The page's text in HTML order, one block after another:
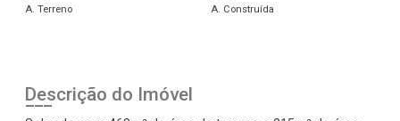
A. Terreno A. Construída
Descrição do Imóvel